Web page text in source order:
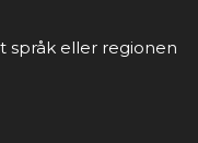
språk eller regionen